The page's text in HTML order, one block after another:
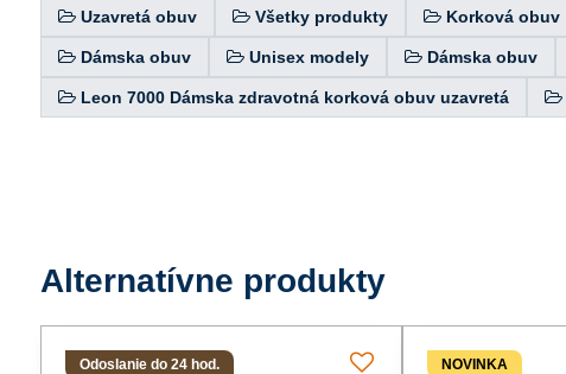
Uzavretá obuv Všetky produkty Korková obuv
Dámska obuv Unisex modely Dámska obuv
Leon 7000 Dámska zdravotná korková obuv uzavretá
Alternatívne produkty
Odoslanie do 24 hod. NOVINKA